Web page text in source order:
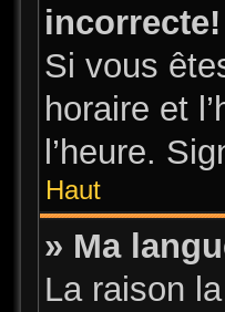
incorrecte!
Si vous
horaire et
l’heure.
Haut
» Ma
La raison